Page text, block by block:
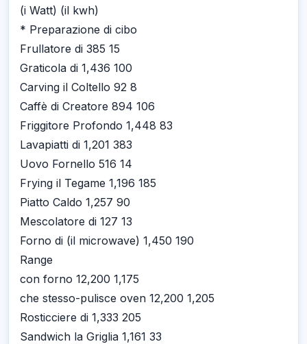
(i Watt) (il kwh)
* Preparazione di cibo
Frullatore di 385 15
Graticola di 1,436 100
Carving il Coltello 92 8
Caffè di Creatore 894 106
Friggitore Profondo 1,448 83
Lavapiatti di 1,201 383
Uovo Fornello 516 14
Frying il Tegame 1,196 185
Piatto Caldo 1,257 90
Mescolatore di 127 13
Forno di (il microwave) 1,450 190
Range
con forno 12,200 1,175
che stesso-pulisce oven 12,200 1,205
Rosticciere di 1,333 205
Sandwich la Griglia 1,161 33